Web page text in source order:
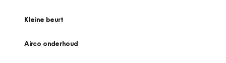
Kleine beurt
Airco onderhoud